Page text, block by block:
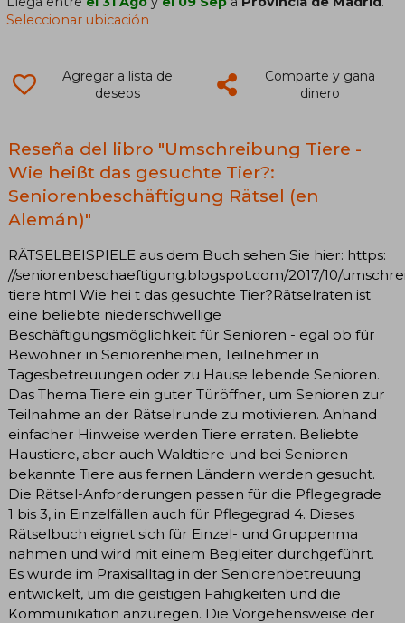
Seleccionar ubicación
Agregar a lista de
deseos
Comparte y gana
dinero
Reseña del libro "Umschreibung Tiere -
Wie heißt das gesuchte Tier?:
Seniorenbeschäftigung Rätsel (en
Alemán)"
RÄTSELBEISPIELE aus dem Buch sehen Sie hier: https:
//seniorenbeschaeftigung.blogspot.com/2017/10/
tiere.html Wie hei t das gesuchte Tier?Rätselraten ist
eine beliebte niederschwellige
Beschäftigungsmöglichkeit für Senioren - egal ob für
Bewohner in Seniorenheimen, Teilnehmer in
Tagesbetreuungen oder zu Hause lebende Senioren.
Das Thema Tiere ein guter Türöffner, um Senioren zur
Teilnahme an der Rätselrunde zu motivieren. Anhand
einfacher Hinweise werden Tiere erraten. Beliebte
Haustiere, aber auch Waldtiere und bei Senioren
bekannte Tiere aus fernen Ländern werden gesucht.
Die Rätsel-Anforderungen passen für die Pflegegrade
1 bis 3, in Einzelfällen auch für Pflegegrad 4. Dieses
Rätselbuch eignet sich für Einzel- und Gruppenma
nahmen und wird mit einem Begleiter durchgeführt.
Es wurde im Praxisalltag in der Seniorenbetreuung
entwickelt, um die geistigen Fähigkeiten und die
Kommunikation anzuregen. Die Vorgehensweise der